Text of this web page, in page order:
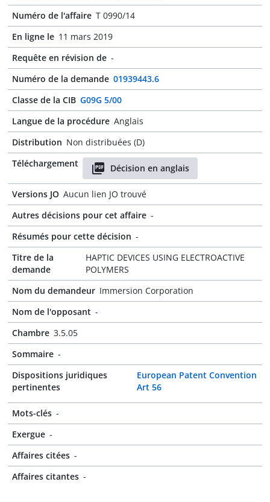
Numéro de l'affaire T 0990/14
En ligne le 11 mars 2019
Requête en révision de -
Numéro de la demande 01939443.6
Classe de la CIB G09G 5/00
Langue de la procédure Anglais
Distribution Non distribuées (D)
Téléchargement
Décision en anglais
Versions JO Aucun lien JO trouvé
Autres décisions pour cet affaire -
Résumés pour cette décision -
Titre de la
demande
HAPTIC DEVICES USING ELECTROACTIVE
POLYMERS
Nom du demandeur Immersion Corporation
Nom de l'opposant -
Chambre 3.5.05
Sommaire -
Dispositions juridiques
pertinentes
European Patent Convention
Art 56
Mots-clés -
Exergue -
Affaires citées -
Affaires citantes -